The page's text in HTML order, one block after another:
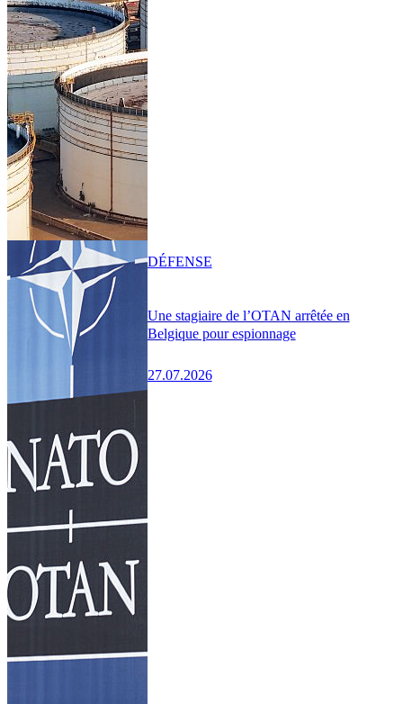
Une stagiaire de l’OTAN arrêtée en
Belgique pour espionnage
27.07.2026
DÉFENSE